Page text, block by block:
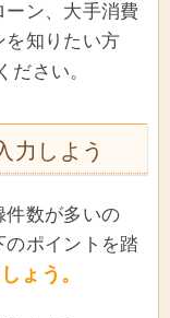
ン、大手消費
を知りたい方
ださい。
力しよう
件数が多いの
ポイントを踏
ょう。